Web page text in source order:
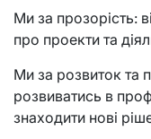
Ми за прозорість:
про проекти та
Ми за розвиток та
розвиватись в
знаходити нові